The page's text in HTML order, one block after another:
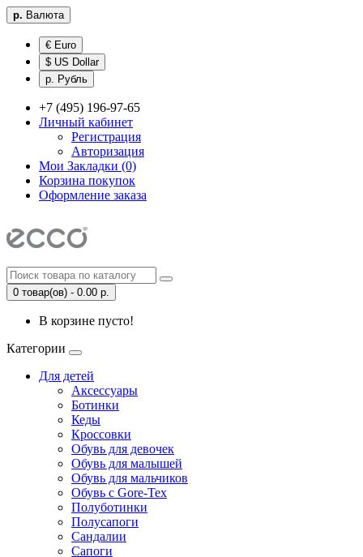
р. Валюта
€ Euro
$ US Dollar
р. Рубль
+7 (495) 196-97-65
Личный кабинет
Регистрация
Авторизация
Мои Закладки (0)
Корзина покупок
Оформление заказа
0 товар(ов) - 0.00 р.
В корзине пусто!
Категории
Для детей
Аксессуары
Ботинки
Кеды
Кроссовки
Обувь для девочек
Обувь для малышей
Обувь для мальчиков
Обувь с Gore-Tex
Полуботинки
Полусапоги
Сандалии
Сапоги